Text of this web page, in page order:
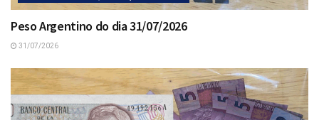
Peso Argentino do dia 31/07/2026
31/07/2026